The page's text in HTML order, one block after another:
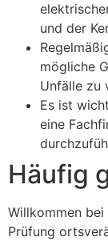
und der
mögliche
Unfälle zu
Es ist
eine
Häufig
Willkommen
Prüfung